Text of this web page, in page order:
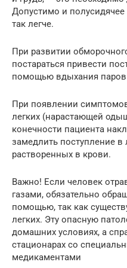
Допустимо и
так легче.
При развитии
постараться привести
помощью вдыхания паров
При появлении
легких (нарастающей
конечности пациента
замедлить поступление в
растворенных в крови.
Важно! Если человек
газами, обязательно
помощью, так как
легких. Эту опасную
домашних условиях, а
стационарах со
медикаментами